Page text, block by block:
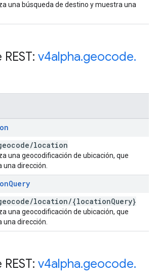
una búsqueda de destino y muestra una
v4alpha.geocode.
/location
una geocodificación de ubicación, que
una dirección.
Query
/location/{locationQuery}
una geocodificación de ubicación, que
una dirección.
v4alpha.geocode.